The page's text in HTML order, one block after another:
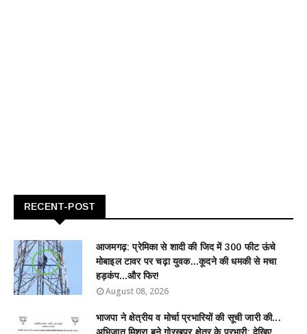
RECENT-POST
आजमगढ़: प्रेमिका से शादी की जिद में 300 फीट ऊंचे
मोबाइल टावर पर चढ़ा युवक...कूदने की धमकी से मचा
हड़कंप...और फिर!
August 08, 2026
भाजपा ने क्षेत्रीय व मोर्चा प्रभारियों की सूची जारी की...